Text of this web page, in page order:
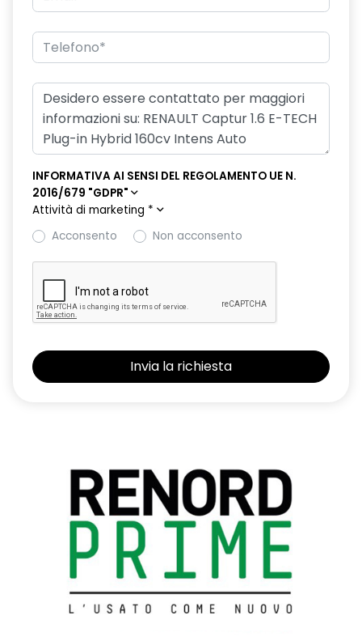
Eco Mode
Fari Full LED anteriori
Fari posteriori FULL LED 3D con firma luminosa dinamica C-
SHAPE
Flying consolle
Kit Riparazione Pneumatici
Lane Departure Warning (avviso superamento linea)
Lane Keep Assist (assistenza al mantenimento della corsia)
Luci diurne FULL LED con firma luminosa dinamica C-SHAPE
Montanti laterali Shiny Black
Paraurti posteriore con profili cromati
Parking Camera
Piano di carico bagagliaio modulabile
INFORMATIVA AI SENSI DEL REGOLAMENTO UE N.
2016/679 "GDPR"
Attività di marketing *
Acconsento
Non acconsento